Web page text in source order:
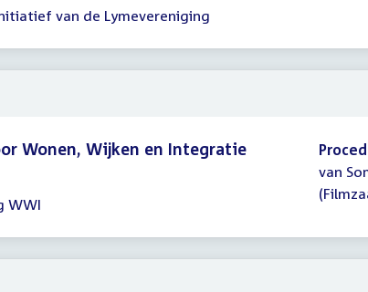
van de Lymevereniging
Wonen, Wijken en Integratie
WWI
van